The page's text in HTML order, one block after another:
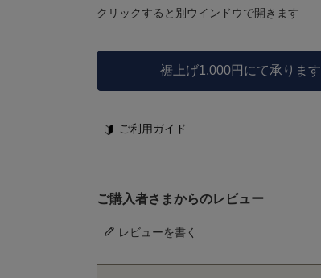
クリックすると別ウインドウで開きます
裾上げ1,000円にて承ります
ご利用ガイド
ご購入者さまからのレビュー
レビューを書く